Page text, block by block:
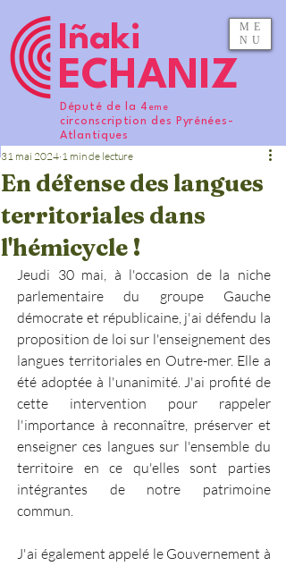
ME
NU
ECHANIZ
Iñaki
Député de la 4 eme
circonscription des Pyrénées-
Atlantiques
En défense des langues
territoriales dans
l'hémicycle !
31 mai 2024 1 min de lecture
Jeudi 30 mai, à l'occasion de la niche
parlementaire du groupe Gauche
démocrate et républicaine, j'ai défendu la
proposition de loi sur l'enseignement des
langues territoriales en Outre-mer. Elle a
été adoptée à l'unanimité. J'ai profité de
cette intervention pour rappeler
l'importance à reconnaître, préserver et
enseigner ces langues sur l'ensemble du
territoire en ce qu'elles sont parties
intégrantes de notre patrimoine
commun.
J'ai également appelé le Gouvernement à